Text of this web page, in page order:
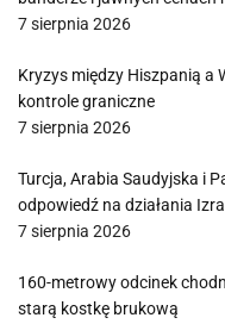
7 sierpnia 2026
Kryzys między Hiszpanią a
kontrole graniczne
7 sierpnia 2026
Turcja, Arabia Saudyjska i
odpowiedź na działania
7 sierpnia 2026
160-metrowy odcinek
starą kostkę brukową